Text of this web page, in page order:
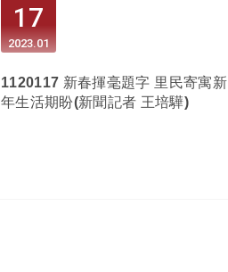
17
01
2023
1120117 新春揮毫題字 里民寄寓新
年生活期盼(新聞記者 王培驊)